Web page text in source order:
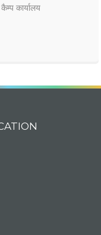
कार्यालय